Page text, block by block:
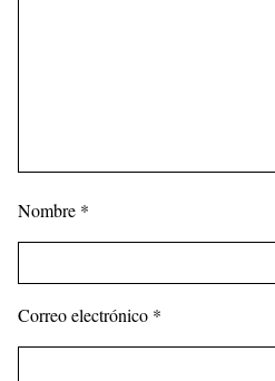
Nombre *
Correo electrónico *